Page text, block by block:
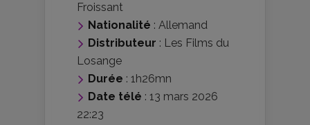
Froissant
Nationalité : Allemand
Distributeur : Les Films du
Losange
Durée : 1h26mn
Date télé : 13 mars 2026
22:23